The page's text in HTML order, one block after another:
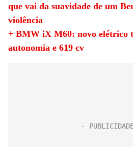
que vai da suavidade de um
violência
+ BMW iX M60: novo elétrico
autonomia e 619 cv